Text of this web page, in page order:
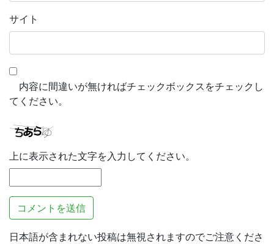
サイト
内容に間違いが無ければチェックボックスをチェックし
てください。
上に表示された文字を入力してください。
日本語が含まれない投稿は無視されますのでご注意くださ